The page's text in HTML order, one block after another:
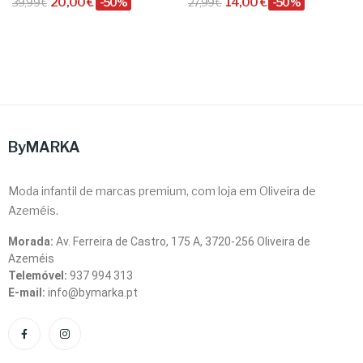
39,99 € 27,99 €
ByMARKA
Moda infantil de marcas premium, com loja em Oliveira de
Azeméis.
Morada: Av. Ferreira de Castro, 175 A, 3720-256 Oliveira de
Azeméis
Telemóvel: 937 994 313
E-mail: info@bymarka.pt